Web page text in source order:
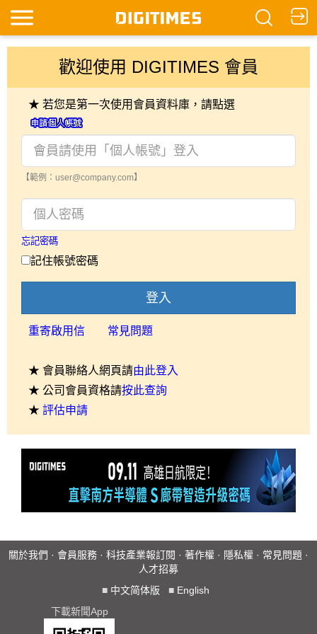
歡迎使用 DIGITIMES 會員
★ 若您是第一次使用會員資料庫，請點選
【範例：user@company.com】
忘記密碼
記住帳號密碼
登入
重寄啟用信 常見問題
★ 會員聯絡人網頁請由此登入
★ 公司會員資格請按此查詢
★ 評估申請
關於我們 · 會員服務 · 科技產業報訂閱 · 著作權 · 隱私權 · 常見問題 ·
人才招募
■ 中文简体版 ■ English
下載新聞App